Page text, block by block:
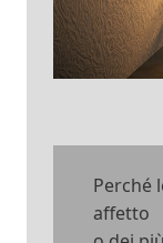
Perché
affetto